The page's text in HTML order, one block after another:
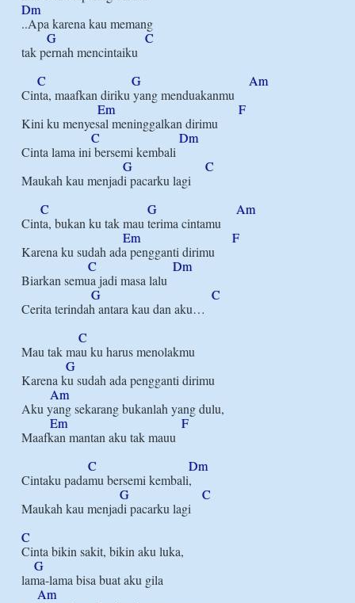
Dm
..Apa karena kau memang
G
C
tak pernah mencintaiku
C
G
Am
Cinta, maafkan diriku yang menduakanmu
Em
F
Kini ku menyesal meninggalkan dirimu
C
Dm
Cinta lama ini bersemi kembali
G
C
Maukah kau menjadi pacarku lagi
C
G
Am
Cinta, bukan ku tak mau terima cintamu
Em
F
Karena ku sudah ada pengganti dirimu
C
Dm
Biarkan semua jadi masa lalu
G
C
Cerita terindah antara kau dan aku…
C
Mau tak mau ku harus menolakmu
G
Karena ku sudah ada pengganti dirimu
Am
Aku yang sekarang bukanlah yang dulu,
Em
F
Maafkan mantan aku tak mauu
C
Dm
Cintaku padamu bersemi kembali,
G
C
Maukah kau menjadi pacarku lagi
C
Cinta bikin sakit, bikin aku luka,
G
lama-lama bisa buat aku gila
Am